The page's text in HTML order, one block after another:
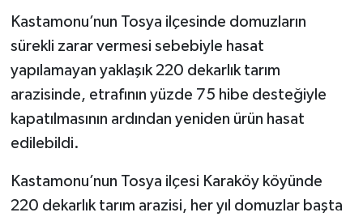
Kastamonu’nun Tosya ilçesinde domuzların
sürekli zarar vermesi sebebiyle hasat
yapılamayan yaklaşık 220 dekarlık tarım
arazisinde, etrafının yüzde 75 hibe desteğiyle
kapatılmasının ardından yeniden ürün hasat
edilebildi.
Kastamonu’nun Tosya ilçesi Karaköy köyünde
220 dekarlık tarım arazisi, her yıl domuzlar başta